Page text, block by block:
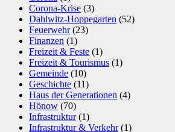
Corona-Krise (3)
Dahlwitz-Hoppegarten (52)
Feuerwehr(23)
Finanzen (1)
Freizeit & Feste (1)
Freizeit & Tourismus (1)
Gemeinde (10)
Geschichte (11)
Haus der Generationen (4)
Hönow (70)
Infrastruktur(1)
Infrastruktur & Verkehr(1)